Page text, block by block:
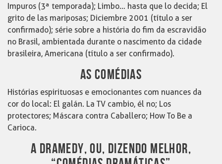
Impuros (3ª temporada); Limbo… hasta que lo decida; El
grito de las mariposas; Diciembre 2001 (título a ser
confirmado); série sobre a história do fim da escravidão
no Brasil, ambientada durante o nascimento da cidade
brasileira, Americana (título a ser confirmado).
AS COMÉDIAS
Histórias espirituosas e emocionantes com nuances da
cor do local: El galán. La TV cambio, él no; Los
protectores; Máscara contra Caballero; How To Be a
Carioca.
A DRAMEDY, OU, DIZENDO MELHOR,